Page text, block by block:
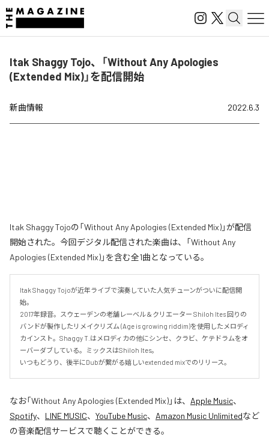
Itak Shaggy Tojo、「Without Any Apologies
(Extended Mix)」を配信開始
新曲情報 2022.6.3
Itak Shaggy Tojoの「Without Any Apologies (Extended Mix)」が配信
開始された。今回デジタル配信された楽曲は、「Without Any
Apologies (Extended Mix)」を含む全1曲となっている。
Itak Shaggy Tojoが近年ライブで演奏していた人気チューンがついに配信開
始。
2017年録音。スウェーデンの老舗レーベル＆クリエーター Shiloh Ites 回りの
バンドが製作したリメイクリズム (Age is growing riddim)を使用したメロディ
カインスト。Shaggy T.はメロディカの他にシンセ、クラビ、ケテドラムをオ
ーバーダブしている。ミックスはShiloh Ites。
いつもどうり、後半にDubが繋がる嬉しいextended mixでのリリース。
なお「Without Any Apologies (Extended Mix)」は、 Apple Music、
Spotify、 LINE MUSIC、 YouTube Music、 Amazon Music Unlimitedなど
の音楽配信サービスで聴くことができる。